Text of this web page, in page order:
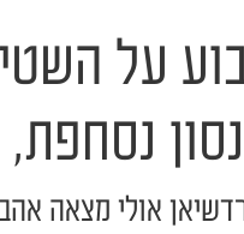
על
אולי מצאה